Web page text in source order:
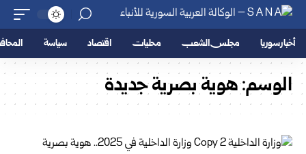
أخبار سوريا مجلس الشعب محليات اقتصاد سياسة
الوسم:هوية بصرية جديدة